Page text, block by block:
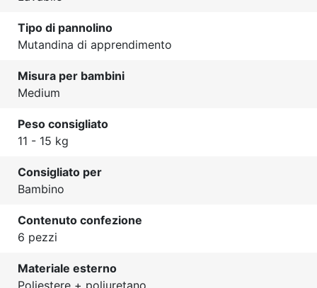
Tipo di pannolino
Mutandina di apprendimento
Misura per bambini
Medium
Peso consigliato
11 - 15 kg
Consigliato per
Bambino
Contenuto confezione
6 pezzi
Materiale esterno